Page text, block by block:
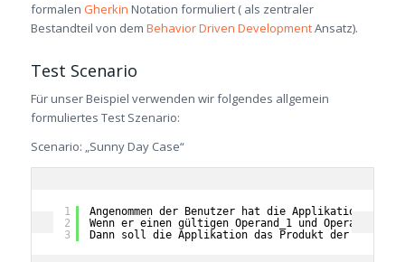
formalen Gherkin Notation formuliert ( als zentraler
Bestandteil von dem Behavior Driven DevelopmentAnsatz).
Test Scenario
Für unser Beispiel verwenden wir folgendes allgemein
formuliertes Test Szenario:
Scenario: „Sunny Day Case“
1
2
3
Angenommen der Benutzer hat die Applikation
Wenn er einen gültigen Operand_1 und
Dann soll die Applikation das Produkt der